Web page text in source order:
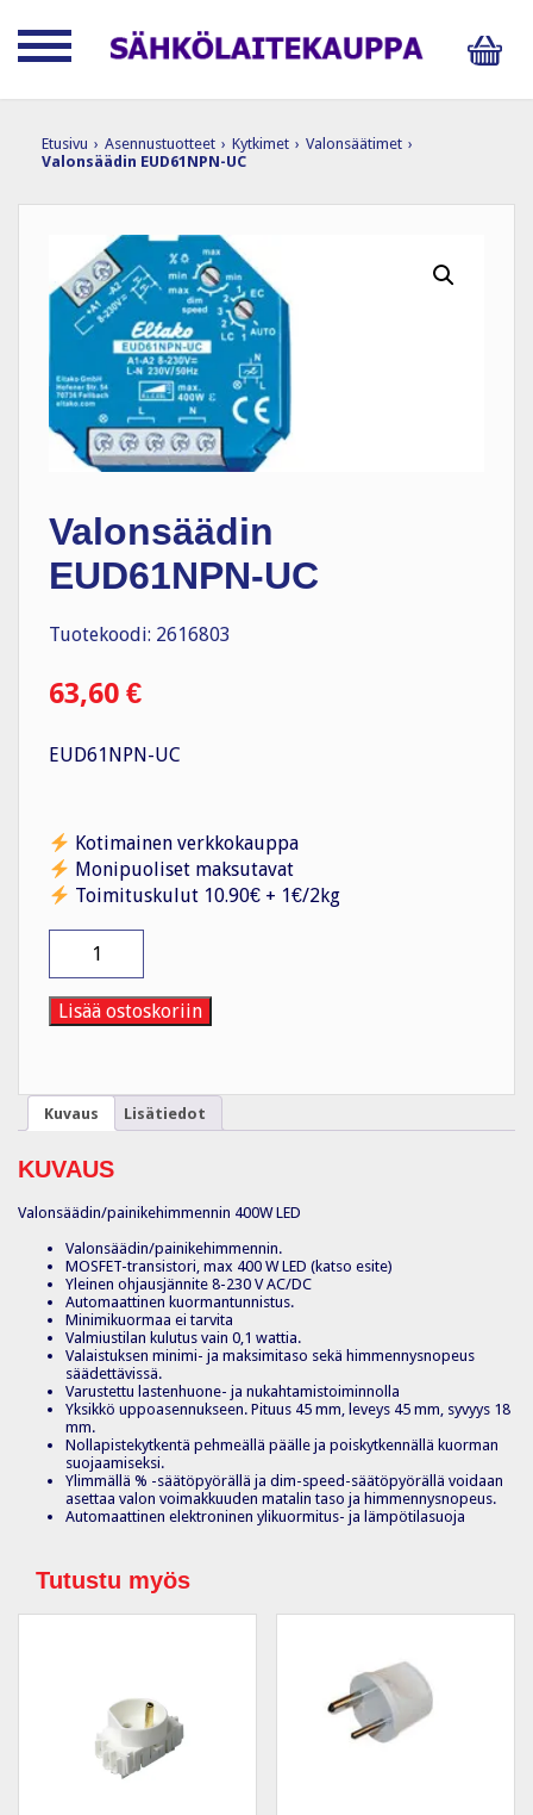
Etusivu › Asennustuotteet › Kytkimet › Valonsäätimet ›
Valonsäädin EUD61NPN-UC
Valonsäädin
EUD61NPN-UC
Tuotekoodi: 2616803
63,60 €
EUD61NPN-UC
Kotimainen verkkokauppa
Monipuoliset maksutavat
Toimituskulut 10.90€ + 1€/2kg
EUD61NPN-
UC
määrä
Lisää ostoskoriin
Kuvaus Lisätiedot
KUVAUS
Valonsäädin/painikehimmennin 400W LED
Valonsäädin/painikehimmennin.
MOSFET-transistori, max 400 W LED (katso esite)
Yleinen ohjausjännite 8-230 V AC/DC
Automaattinen kuormantunnistus.
Minimikuormaa ei tarvita
Valmiustilan kulutus vain 0,1 wattia.
Valaistuksen minimi- ja maksimitaso sekä himmennysnopeus
säädettävissä.
Varustettu lastenhuone- ja nukahtamistoiminnolla
Yksikkö uppoasennukseen. Pituus 45 mm, leveys 45 mm, syvyys 18
mm.
Nollapistekytkentä pehmeällä päälle ja poiskytkennällä kuorman
suojaamiseksi.
Ylimmällä % -säätöpyörällä ja dim-speed-säätöpyörällä voidaan
asettaa valon voimakkuuden matalin taso ja himmennysnopeus.
Automaattinen elektroninen ylikuormitus- ja lämpötilasuoja
Tutustu myös